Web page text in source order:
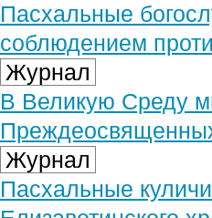
Пасхальные
соблюдением
Журнал
В Великую Среду
Журнал
Пасхальные